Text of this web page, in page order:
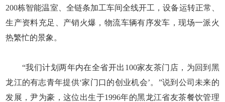
200栋智能温室、全链条加工车间全线开工，设备运转正常、
生产资料充足、产销火爆，物流车辆有序发车，现场一派火
热繁忙的景象。
“我们计划两年内在全省开出100家友茶门店，为回到黑
龙江的有志青年提供‘家门口的创业机会’。”说到公司未来的
发展，尹为豪，这位出生于1996年的黑龙江省友茶餐饮管理